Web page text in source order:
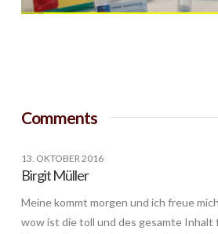
Comments
13. OKTOBER 2016
Birgit Müller
Meine kommt morgen und ich freue
wow ist die toll und des gesamte Inhalt